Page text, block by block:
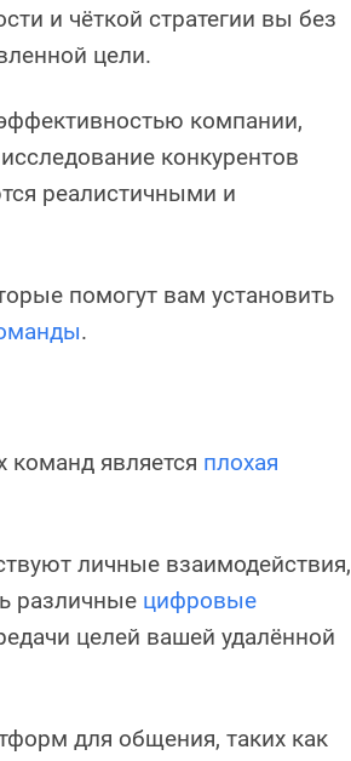
и чёткой стратегии вы без
цели.
компании,
конкурентов
реалистичными и
помогут вам установить
.
команд является плохая
личные взаимодействия,
различные цифровые
целей вашей удалённой
для общения, таких как